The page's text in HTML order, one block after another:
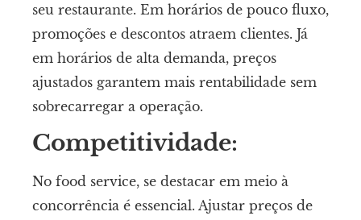
seu restaurante. Em horários de pouco fluxo,
promoções e descontos atraem clientes. Já
em horários de alta demanda, preços
ajustados garantem mais rentabilidade sem
sobrecarregar a operação.
Competitividade:
No food service, se destacar em meio à
concorrência é essencial. Ajustar preços de